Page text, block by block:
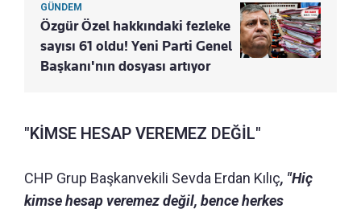
GÜNDEM
Özgür Özel hakkındaki fezleke
sayısı 61 oldu! Yeni Parti Genel
Başkanı'nın dosyası artıyor
"KİMSE HESAP VEREMEZ DEĞİL"
CHP Grup Başkanvekili Sevda Erdan Kılıç, "Hiç
kimse hesap veremez değil, bence herkes